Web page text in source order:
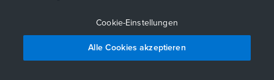
Pläne vergleichen Gratis Test starten
Cookie-Einstellungen
Alle Cookies akzeptieren